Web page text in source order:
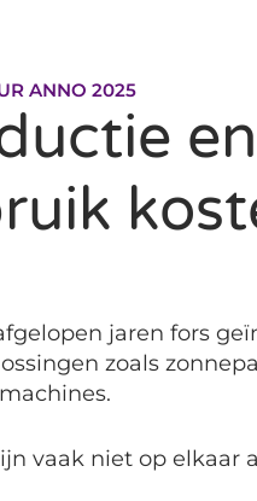
ANNO 2025
en
jaren fors
zoals
vaak niet op elkaar